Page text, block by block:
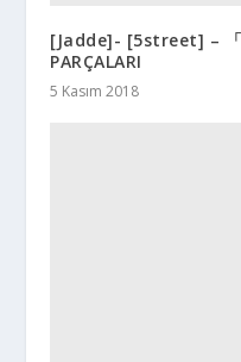
[Jadde]- [5street] – 「
PARÇALARI
5 Kasım 2018